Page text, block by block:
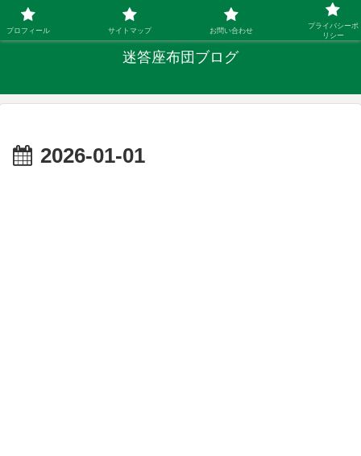
「ひとり親」40代シングルファザーの子育て迷答
迷答座布団ブログ
2026-01-01
プロフィール サイトマップ お問い合わせ
プライバシーポ
リシー